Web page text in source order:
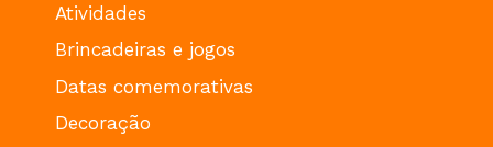
Atividades
Brincadeiras e jogos
Datas comemorativas
Decoração